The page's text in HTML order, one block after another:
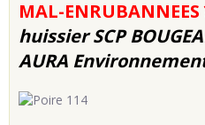
MAL-ENRUBANNEES
huissier SCP
AURA